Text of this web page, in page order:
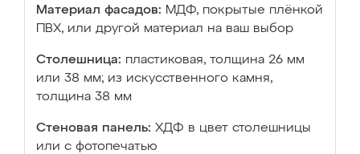
Материал фасадов: МДФ, покрытые плёнкой
ПВХ, или другой материал на ваш выбор
Столешница: пластиковая, толщина 26 мм
или 38 мм; из искусственного камня,
толщина 38 мм
Стеновая панель: ХДФ в цвет столешницы
или с фотопечатью